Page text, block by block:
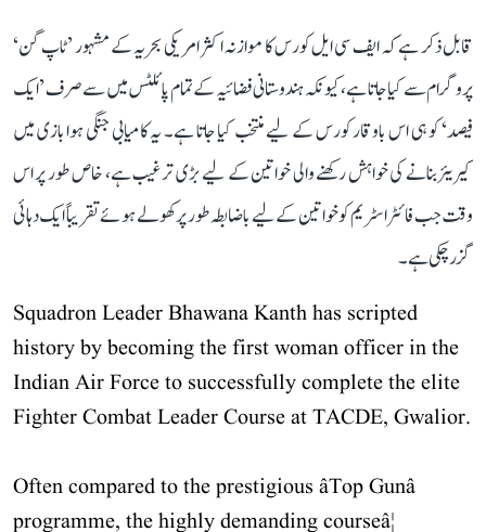
قابل ذکر ہے کہ ایف سی ایل کورس کا موازنہ اکثر امریکی بحریہ کے مشہور ’ٹاپ گن‘
پروگرام سے کیا جاتا ہے، کیونکہ ہندوستانی فضائیہ کے تمام پائلٹس میں سے صرف ’ایک
فیصد‘ کو ہی اس باوقار کورس کے لیے منتخب کیا جاتا ہے۔ یہ کامیابی جنگی ہوا بازی میں
کیریئر بنانے کی خواہش رکھنے والی خواتین کے لیے بڑی ترغیب ہے، خاص طور پر اس
وقت جب فائٹر اسٹریم کو خواتین کے لیے باضابطہ طور پر کھولے ہوئے تقریباً ایک دہائی
گزر چکی ہے۔
Squadron Leader Bhawana Kanth has scripted
history by becoming the first woman officer in the
Indian Air Force to successfully complete the elite
Fighter Combat Leader Course at TACDE, Gwalior.
Often compared to the prestigious âTop Gunâ
programme, the highly demanding courseâ¦